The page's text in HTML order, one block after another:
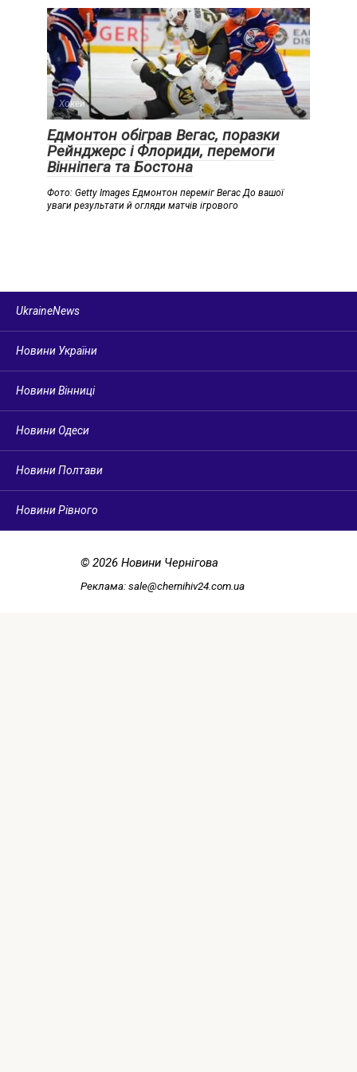
Хокей
Едмонтон обіграв Вегас, поразки
Рейнджерс і Флориди, перемоги
Вінніпега та Бостона
Фото: Getty Images Едмонтон переміг Вегас До вашої
уваги результати й огляди матчів ігрового
UkraineNews
Новини України
Новини Вінниці
Новини Одеси
Новини Полтави
Новини Рівного
© 2026 Новини Чернігова
Реклама:sale@chernihiv24.com.ua